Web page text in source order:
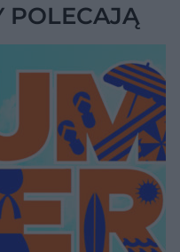
POLECAJĄ